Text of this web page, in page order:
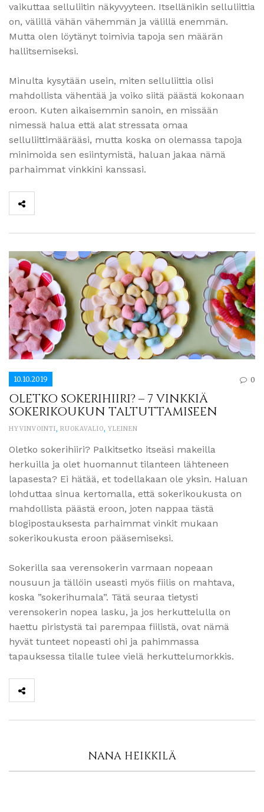
vaikuttaa selluliitin näkyvyyteen. Itsellänikin selluliittia
on, välillä vähän vähemmän ja välillä enemmän.
Mutta olen löytänyt toimivia tapoja sen määrän
hallitsemiseksi.
Minulta kysytään usein, miten selluliittia olisi
mahdollista vähentää ja voiko siitä päästä kokonaan
eroon. Kuten aikaisemmin sanoin, en missään
nimessä halua että alat stressata omaa
selluliittimäärääsi, mutta koska on olemassa tapoja
minimoida sen esiintymistä, haluan jakaa nämä
parhaimmat vinkkini kanssasi.
10.10.2019 0
OLETKO SOKERIHIIRI? – 7 VINKKIÄ
SOKERIKOUKUN TALTUTTAMISEEN
HYVINVOINTI, RUOKAVALIO, YLEINEN
Oletko sokerihiiri? Palkitsetko itseäsi makeilla
herkuilla ja olet huomannut tilanteen lähteneen
lapasesta? Ei hätää, et todellakaan ole yksin. Haluan
lohduttaa sinua kertomalla, että sokerikoukusta on
mahdollista päästä eroon, joten nappaa tästä
blogipostauksesta parhaimmat vinkit mukaan
sokerikoukusta eroon pääsemiseksi.
Sokerilla saa verensokerin varmaan nopeaan
nousuun ja tällöin useasti myös fiilis on mahtava,
koska ”sokerihumala”. Tätä seuraa tietysti
verensokerin nopea lasku, ja jos herkuttelulla on
haettu piristystä tai parempaa fiilistä, ovat nämä
hyvät tunteet nopeasti ohi ja pahimmassa
tapauksessa tilalle tulee vielä herkuttelumorkkis.
NANA HEIKKILÄ